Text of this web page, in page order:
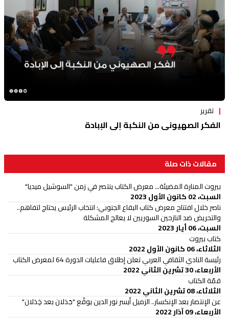
تقرير
الفكر الصهيوني من النكبة إلى الإبادة
مقالات ذات صلة
بيروت المنارة المضيئة... معرض الكتاب ينتصر في زمن "السوشيل ميديا"
السبت، 02 كانون الأول 2023
ناصر خلال افتتاح معرض كتاب البقاع الجنوبي: انتخاب الرئيس يحتاج لتفاهم..
والتحريض ضد النازحين السوريين لا يعالج المشكلة
السبت، 06 أيار 2023
كتاب بيروت
الثلاثاء، 06 كانون الأول 2022
رئيسة النادي الثقافي العربي تعلن إطلاق فاعليات الدورة 64 لمعرض الكتاب
الأربعاء، 30 تشرين الثاني 2022
قمّة الكتاب
الثلاثاء، 08 تشرين الثاني 2022
عن الإنتصار بعد الإنكسار.. الزميل أيسر نور الدين يوقّع "جَذلان بعد خِذلان"
الأربعاء، 09 آذار 2022